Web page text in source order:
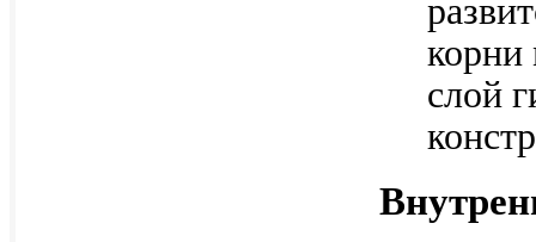
корни
слой